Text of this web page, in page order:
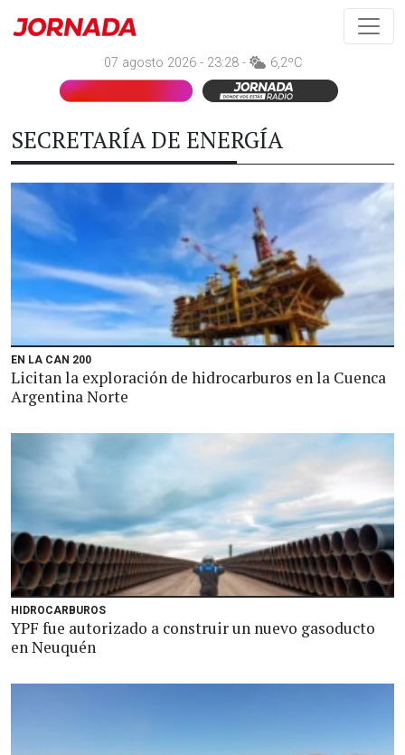
07 agosto 2026 - 23:28 - 6,2ºC
SECRETARÍA DE ENERGÍA
EN LA CAN 200
Licitan la exploración de hidrocarburos en la Cuenca
Argentina Norte
HIDROCARBUROS
YPF fue autorizado a construir un nuevo gasoducto
en Neuquén